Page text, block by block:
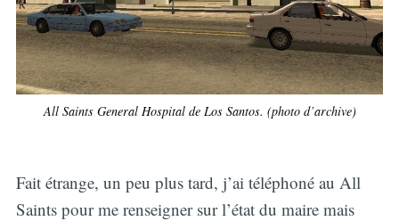
All Saints General Hospital de Los Santos. (photo d’archive)
Fait étrange, un peu plus tard, j’ai téléphoné au All
Saints pour me renseigner sur l’état du maire mais